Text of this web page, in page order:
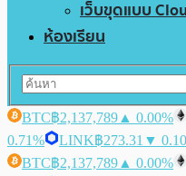
เว็บขุดแบบ
ห้องเรียน
BTC฿2,137,789 ▲ 0.00%
0.71%
LINK฿273.31 ▼
BTC฿2,137,789 ▲ 0.00%